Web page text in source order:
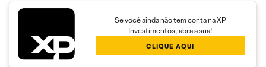
Se você ainda não tem conta na XP
Investimentos, abra a sua!
CLIQUE AQUI